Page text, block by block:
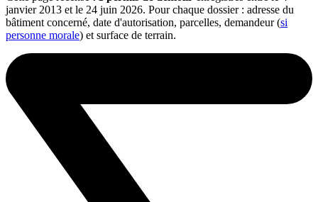
janvier 2013 et le 24 juin 2026. Pour chaque dossier : adresse du
bâtiment concerné, date d'autorisation, parcelles, demandeur (si
personne morale) et surface de terrain.